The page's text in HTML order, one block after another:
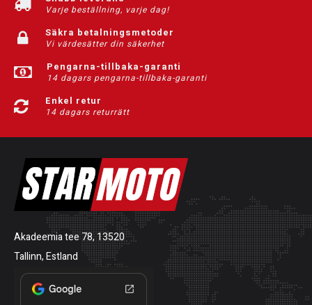
Varje beställning, varje dag!
Säkra betalningsmetoder
Vi värdesätter din säkerhet
Pengarna-tillbaka-garanti
14 dagars pengarna-tillbaka-garanti
Enkel retur
14 dagars returrätt
Akadeemia tee 78, 13520
Tallinn, Estland